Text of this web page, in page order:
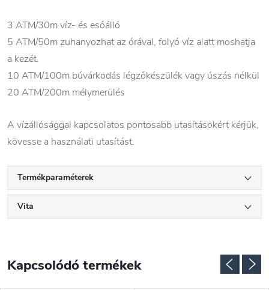
3 ATM/30m víz- és esőálló
5 ATM/50m zuhanyozhat az órával, folyó víz alatt moshatja
a kezét.
10 ATM/100m búvárkodás légzőkészülék vagy úszás nélkül
20 ATM/200m mélymerülés
A vízállósággal kapcsolatos pontosabb utasításokért kérjük,
kövesse a használati utasítást.
Termékparaméterek
Vita
Kapcsolódó termékek